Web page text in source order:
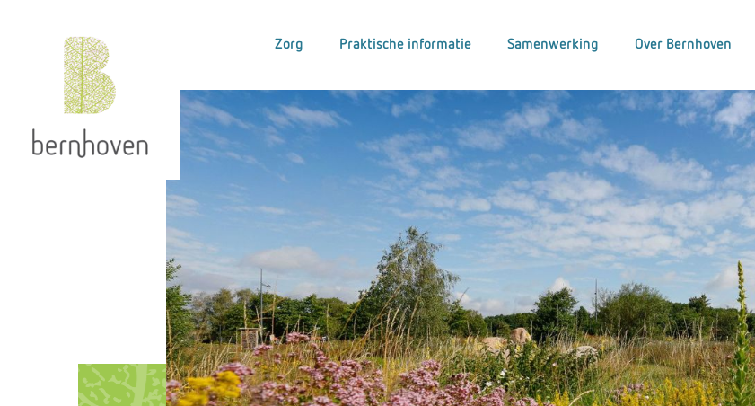
Zorg Praktische informatie Samenwerking Over Bernhoven